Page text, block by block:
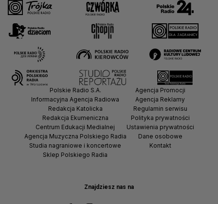
Znajdziesz nas na
Polskie Radio S.A.
Informacyjna Agencja Radiowa
Redakcja Katolicka
Redakcja Ekumeniczna
Centrum Edukacji Medialnej
Agencja Muzyczna Polskiego Radia
Studia nagraniowe i koncertowe
Sklep Polskiego Radia
Agencja Promocji
Agencja Reklamy
Regulamin serwisu
Polityka prywatności
Ustawienia prywatności
Dane osobowe
Kontakt